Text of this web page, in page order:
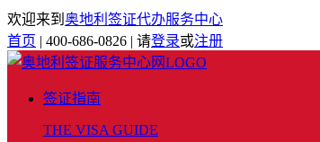
欢迎来到 奥地利签证代办服务中心
首页 | 400-686-0826 | 请登录或注册
签证指南
THE VISA GUIDE